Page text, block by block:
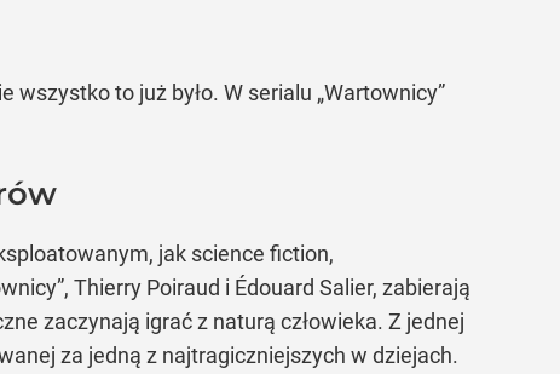
to już było. W serialu „Wartownicy”
jak science fiction,
Thierry Poiraud i Édouard Salier, zabierają
zaczynają igrać z naturą człowieka. Z jednej
za jedną z najtragiczniejszych w dziejach.